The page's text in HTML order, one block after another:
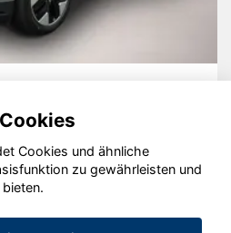
GmbH 2020 - 2026
Cookies und ähnliche
zu gewährleisten und